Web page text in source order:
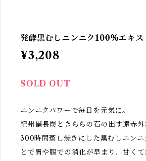
発酵黒むしニンニク100%エキ
¥3,208
SOLD OUT
ニンニクパワーで毎日を元気に。
紀州備長炭ときららの石の出す遠赤
300時間蒸し焼きにした黒むしニン
とで胃や腸での消化が早まり、甘くて